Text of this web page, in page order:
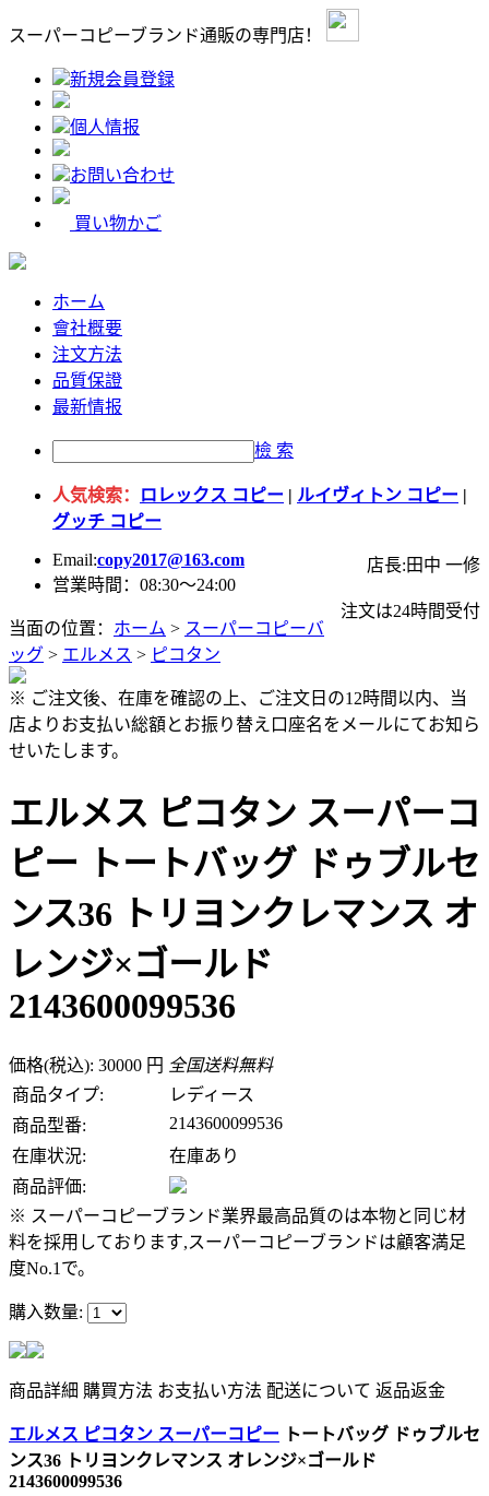
スーパーコピーブランド通販の専門店！
新規会員登録
個人情报
お問い合わせ
買い物かご
ホーム
會社概要
注文方法
品質保證
最新情报
檢 索
人気検索： ロレックス コピー | ルイヴィトン コピー |
グッチ コピー
Email:copy2017@163.com
店長:田中 一修
営業時間：08:30～24:00
注文は24時間受付
当面の位置： ホーム > スーパーコピーバ
ッグ > エルメス > ピコタン
※ ご注文後、在庫を確認の上、ご注文日の12時間以内、当
店よりお支払い総額とお振り替え口座名をメールにてお知ら
せいたします。
エルメス ピコタン スーパーコ
ピー トートバッグ ドゥブルセ
ンス36 トリヨンクレマンス オ
レンジ×ゴールド
2143600099536
価格(税込): 30000 円 全国送料無料
商品タイプ:
レディース
商品型番:
2143600099536
在庫状況:
在庫あり
商品評価:
※ スーパーコピーブランド業界最高品質のは本物と同じ材
料を採用しております,スーパーコピーブランドは顧客満足
度No.1で。
購入数量:
商品詳細 購買方法 お支払い方法 配送について 返品返金
エルメス ピコタン スーパーコピー トートバッグ ドゥブルセ
ンス36 トリヨンクレマンス オレンジ×ゴールド
2143600099536